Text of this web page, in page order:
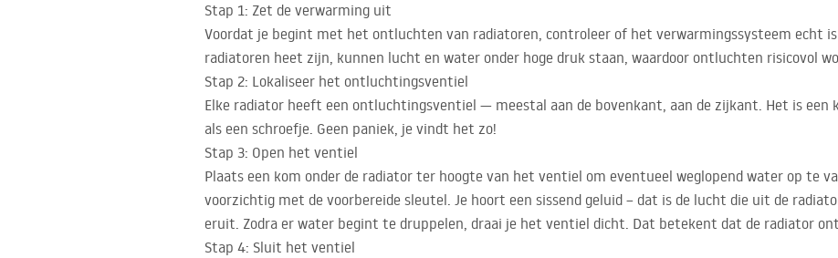
Stap 1: Zet de verwarming uit
Voordat je begint met het ontluchten van radiatoren, controleer of het verwarmingssysteem echt
radiatoren heet zijn, kunnen lucht en water onder hoge druk staan, waardoor ontluchten risicovol
Stap 2: Lokaliseer het ontluchtingsventiel
Elke radiator heeft een ontluchtingsventiel — meestal aan de bovenkant, aan de zijkant. Het is een
als een schroefje. Geen paniek, je vindt het zo!
Stap 3: Open het ventiel
Plaats een kom onder de radiator ter hoogte van het ventiel om eventueel weglopend water op te
voorzichtig met de voorbereide sleutel. Je hoort een sissend geluid – dat is de lucht die uit de
eruit. Zodra er water begint te druppelen, draai je het ventiel dicht. Dat betekent dat de radiator
Stap 4: Sluit het ventiel